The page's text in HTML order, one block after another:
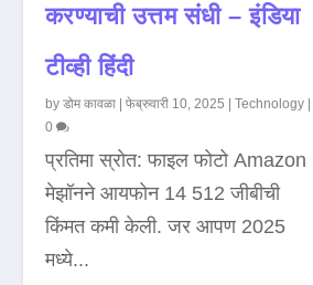
करण्याची उत्तम संधी – इंडिया
टीव्ही हिंदी
by डोम कावळा| फेब्रुवारी 10, 2025 Technology|
0
प्रतिमा स्रोत: फाइल फोटो Amazon
मेझॉनने आयफोन 14 512 जीबीची
किंमत कमी केली. जर आपण 2025
मध्ये...